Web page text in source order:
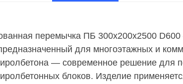
перемычка ПБ 300х200х2500
для многоэтажных и
— современное решение для
блоков. Изделие